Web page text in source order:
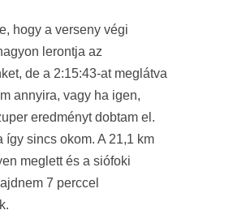
hogy a verseny végi
lerontja az
de a 2:15:43-at meglátva
annyira, vagy ha igen,
eredményt dobtam el.
így sincs okom. A 21,1 km
meglett és a siófoki
7 perccel